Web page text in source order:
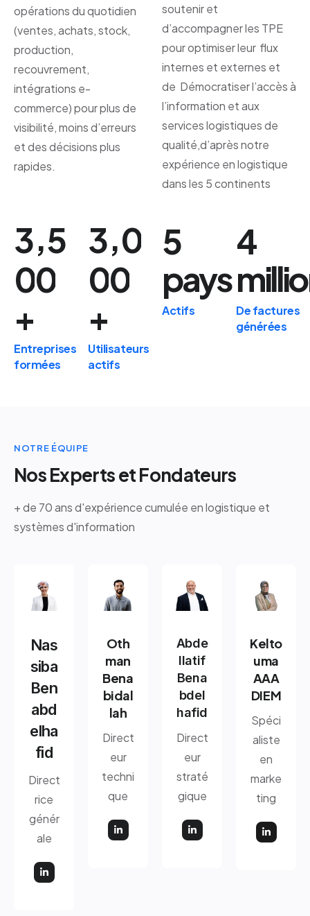
opérations du quotidien
(ventes, achats, stock,
production,
recouvrement,
intégrations e-
commerce) pour plus de
visibilité, moins d’erreurs
et des décisions plus
rapides.
soutenir et
d’accompagner les TPE
pour optimiser leur flux
internes et externes et
de Démocratiser l’accès à
l’information et aux
services logistiques de
qualité,d’après notre
expérience en logistique
dans les 5 continents
3,5
00
+
Entreprises
formées
3,0
00
+
Utilisateurs
actifs
5
pays
Actifs
4
De factures
générées
NOTRE ÉQUIPE
Nos Experts et Fondateurs
+ de 70 ans d'expériencecumulée en logistique et
systèmes d'information
Nas
siba
Ben
abd
elha
fid
Direct
rice
génér
ale
Oth
man
Bena
bidal
lah
Direct
eur
techni
que
Abde
llatif
Bena
bdel
hafid
Direct
eur
straté
gique
Kelto
uma
AAA
DIEM
Spéci
aliste
en
marke
ting